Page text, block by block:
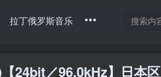
拉丁俄罗斯音乐
24bit／96.0kHz】日本区